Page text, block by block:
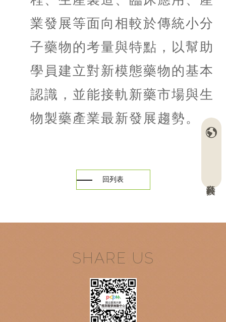
業發展等面向相較於傳統小分
子藥物的考量與特點，以幫助
學員建立對新模態藥物的基本
認識，並能接軌新藥市場與生
物製藥產業最新發展趨勢。
回列表
SHARE US